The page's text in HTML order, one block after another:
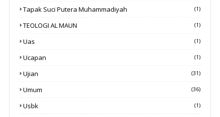
Tapak Suci Putera Muhammadiyah (1)
TEOLOGI AL MAUN (1)
Uas (1)
Ucapan (1)
Ujian (31)
Umum (36)
Usbk (1)